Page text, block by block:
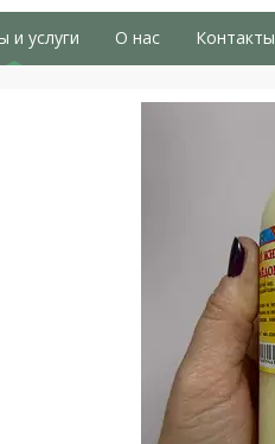
и услуги О нас Контакты